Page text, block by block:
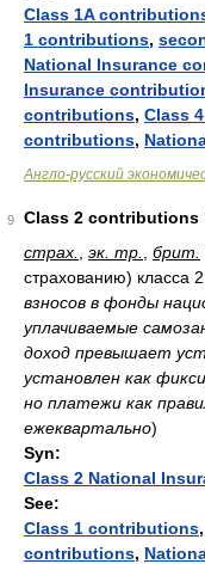
Class 1A
1 contributions,
National Insurance
Insurance
contributions, Class
contributions,
Англо-русский
9
Class 2 contributions
страх.
эк. тр. брит.
страхованию) класса
взносов в фонды
уплачиваемые
доход превышает
установлен как
но платежи как
ежеквартально)
Syn:
Class 2 National
See:
Class 1 contributions,
contributions,